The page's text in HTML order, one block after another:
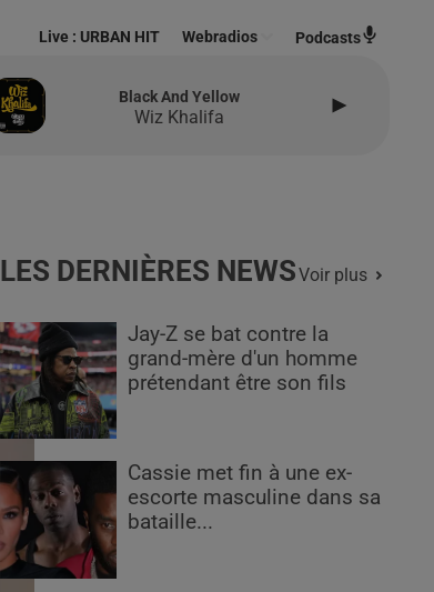
Live : URBAN HIT Webradios Podcasts
Black And Yellow
Wiz Khalifa
LES DERNIÈRES NEWSVoir plus
Jay-Z se bat contre la
grand-mère d'un homme
prétendant être son fils
Cassie met fin à une ex-
escorte masculine dans sa
bataille...